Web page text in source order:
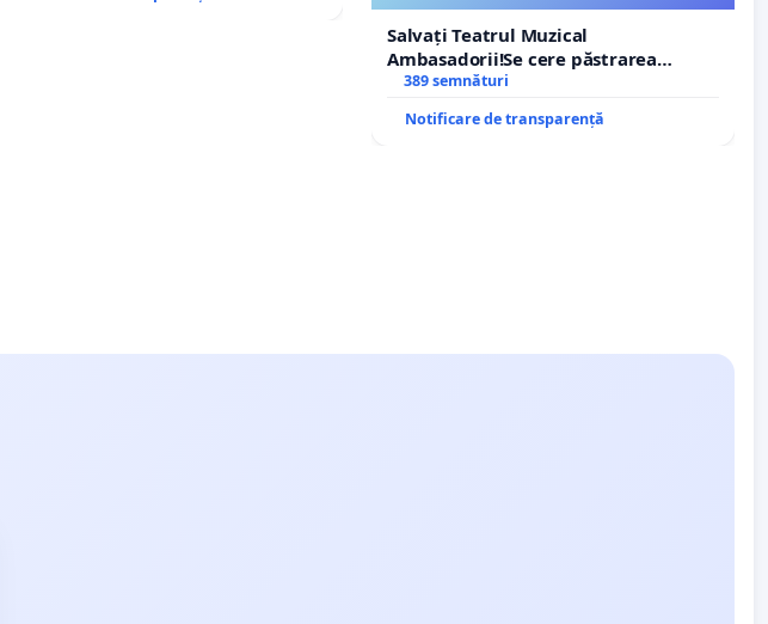
Salvați Teatrul Muzical
Ambasadorii!Se cere păstrarea
managerului general Mihai-Ciprian
389 semnături
Notificare de transparență